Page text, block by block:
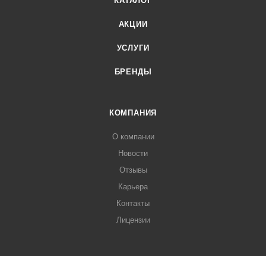
АКЦИИ
УСЛУГИ
БРЕНДЫ
КОМПАНИЯ
О компании
Новости
Отзывы
Карьера
Контакты
Лицензии